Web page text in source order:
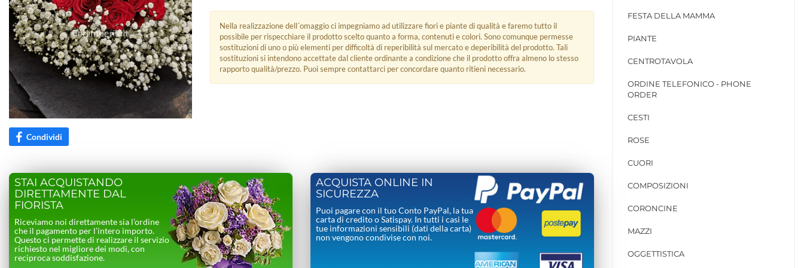
Condividi
Nella realizzazione dell´omaggio ci impegniamo ad utilizzare fiori e piante di qualità e faremo tutto il
possibile per rispecchiare il prodotto scelto quanto a forma, contenuti e colori. Sono comunque permesse
sostituzioni di uno o più elementi per difficoltà di reperibilità sul mercato e deperibilità del prodotto. Tali
sostituzioni si intendono accettate dal cliente ordinante a condizione che il prodotto offra almeno lo stesso
rapporto qualità/prezzo. Puoi sempre contattarci per concordare quanto ritieni necessario.
STAI ACQUISTANDO
DIRETTAMENTE DAL
FIORISTA
Riceviamo noi direttamente sia l’ordine
che il pagamento per l’intero importo.
Questo ci permette di realizzare il servizio
richiesto nel migliore dei modi, con
reciproca soddisfazione.
ACQUISTA ONLINE IN
SICUREZZA
Puoi pagare con il tuo Conto PayPal, la tua
carta di credito o Satispay. In tutti i casi le
tue informazioni sensibili (dati della carta)
non vengono condivise con noi.
FESTA DELLA MAMMA
PIANTE
CENTROTAVOLA
ORDINE TELEFONICO - PHONE
ORDER
CESTI
ROSE
CUORI
COMPOSIZIONI
CORONCINE
MAZZI
OGGETTISTICA